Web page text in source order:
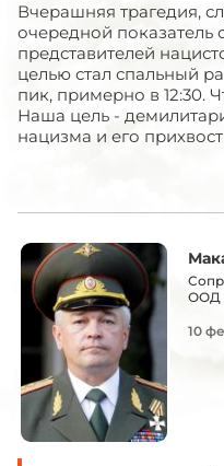
Вчерашняя трагедия,
очередной показатель
представителей
целью стал спальный
пик, примерно в 12:30.
Наша цель -
нацизма и его
ООД
10